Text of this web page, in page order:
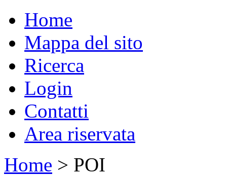
Home
Mappa del sito
Ricerca
Login
Contatti
Area riservata
Home > POI